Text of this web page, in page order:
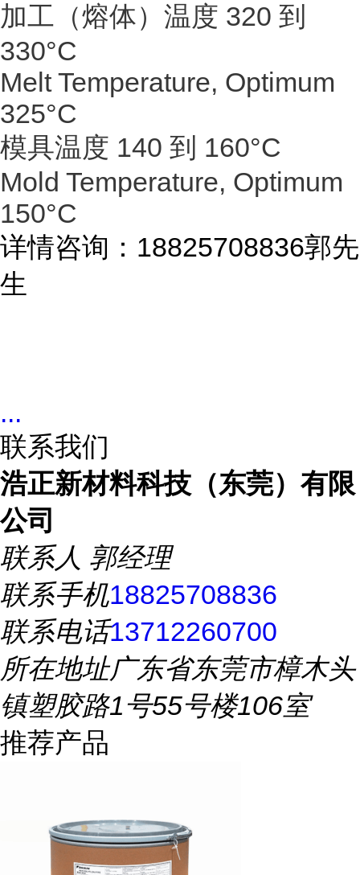
加工（熔体）温度 320 到
330°C
Melt Temperature, Optimum
325°C
模具温度 140 到 160°C
Mold Temperature, Optimum
150°C
详情咨询：18825708836郭先
生
...
联系我们
浩正新材料科技（东莞）有限
公司
联系人 郭经理
联系手机18825708836
联系电话13712260700
所在地址广东省东莞市樟木头
镇塑胶路1号55号楼106室
推荐产品